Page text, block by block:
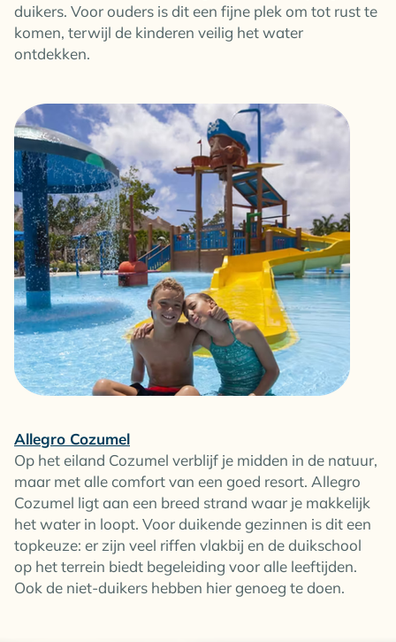
duikers. Voor ouders is dit een fijne plek om tot rust te
komen, terwijl de kinderen veilig het water
ontdekken.
Allegro Cozumel
Op het eiland Cozumel verblijf je midden in de natuur,
maar met alle comfort van een goed resort. Allegro
Cozumel ligt aan een breed strand waar je makkelijk
het water in loopt. Voor duikende gezinnen is dit een
topkeuze: er zijn veel riffen vlakbij en de duikschool
op het terrein biedt begeleiding voor alle leeftijden.
Ook de niet-duikers hebben hier genoeg te doen.